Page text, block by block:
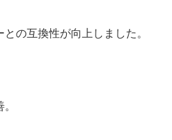
の互換性が向上しました。